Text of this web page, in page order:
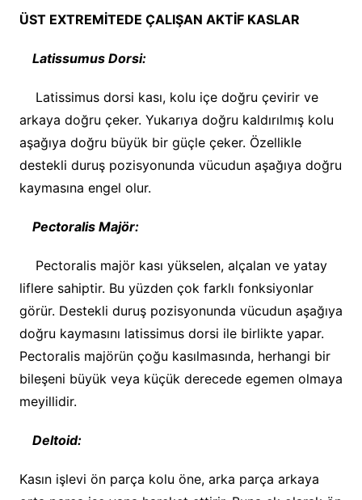
ÜST EXTREMİTEDE ÇALIŞAN AKTİF KASLAR
Latissumus Dorsi:
Latissimus dorsi kası, kolu içe doğru çevirir ve
arkaya doğru çeker. Yukarıya doğru kaldırılmış kolu
aşağıya doğru büyük bir güçle çeker. Özellikle
destekli duruş pozisyonunda vücudun aşağıya doğru
kaymasına engel olur.
Pectoralis Majör:
Pectoralis majör kası yükselen, alçalan ve yatay
liflere sahiptir. Bu yüzden çok farklı fonksiyonlar
görür. Destekli duruş pozisyonunda vücudun aşağıya
doğru kaymasını latissimus dorsi ile birlikte yapar.
Pectoralis majörün çoğu kasılmasında, herhangi bir
bileşeni büyük veya küçük derecede egemen olmaya
meyillidir.
Deltoid:
Kasın işlevi ön parça kolu öne, arka parça arkaya